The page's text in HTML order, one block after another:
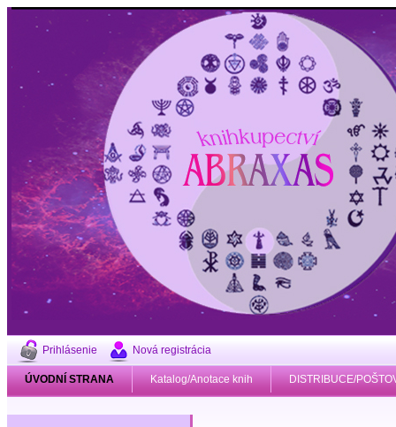
Prihlásenie Nová registrácia
ÚVODNÍ STRANA Katalog/Anotace knih DISTRIBUCE/